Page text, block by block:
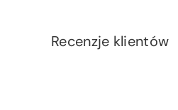
Recenzje klientów